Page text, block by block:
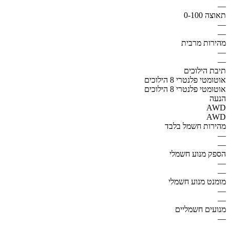
—
תאוצה 0-100
—
—
מהירות מרבית
—
—
תיבת הילוכים
אוטומטי פלנטרי 8 הילוכים
אוטומטי פלנטרי 8 הילוכים
הנעה
AWD
AWD
מהירות חשמל בלבד
—
—
הספק מנוע חשמלי
—
—
מומנט מנוע חשמלי
—
—
מנועים חשמליים
—